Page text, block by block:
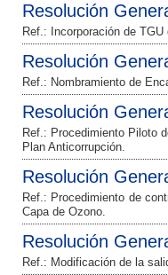
Resolución
Ref.: Incorporación de
Resolución
Ref.: Nombramiento de
Resolución
Ref.: Procedimiento Piloto
Plan Anticorrupción.
Resolución
Ref.: Procedimiento de
Capa de Ozono.
Resolución
Ref.: Modificación de la